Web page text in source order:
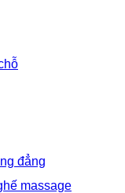
đẳng
massage